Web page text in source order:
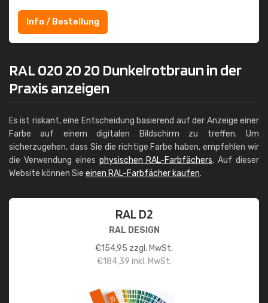
Info / Bestellung
RAL 020 20 20 Dunkelrotbraun in der
Praxis anzeigen
Es ist riskant, eine Entscheidung basierend auf der Anzeige einer
Farbe auf einem digitalen Bildschirm zu treffen. Um
sicherzugehen, dass Sie die richtige Farbe haben, empfehlen wir
die Verwendung eines physischen RAL-Farbfächers. Auf dieser
Website können Sie einen RAL-Farbfächer kaufen.
RAL D2
RAL DESIGN
€154,95 zzgl. MwSt.
€184,39 inkl. MwSt.